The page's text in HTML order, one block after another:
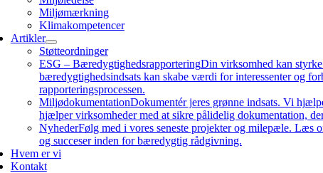
Miljømærkning
Klimakompetencer
Artikler
Støtteordninger
ESG – BæredygtighedsrapporteringDin virksomhed kan
bæredygtighedsindsats kan skabe værdi for interessenter og
rapporteringsprocessen.
MiljødokumentationDokumentér jeres grønne indsats. Vi
hjælper virksomheder med at sikre pålidelig dokumentation,
NyhederFølg med i vores seneste projekter og milepæle. Læs
og succeser inden for bæredygtig rådgivning.
Hvem er vi
Kontakt